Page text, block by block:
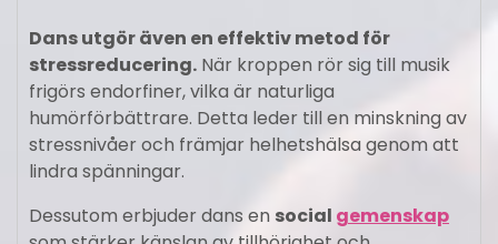
Dans utgör även en effektiv metod för
stressreducering. När kroppen rör sig till musik
frigörs endorfiner, vilka är naturliga
humörförbättrare. Detta leder till en minskning av
stressnivåer och främjar helhetshälsa genom att
lindra spänningar.
Dessutom erbjuder dans en social gemenskap